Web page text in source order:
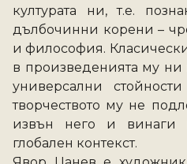
културата ни, т.е.
дълбочинни корени –
и философия.
в произведенията му
универсални
творчеството му не
извън него и винаги
глобален контекст.